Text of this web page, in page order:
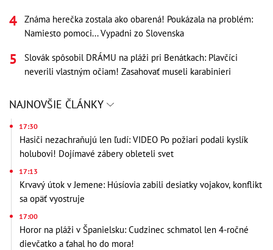
Známa herečka zostala ako obarená! Poukázala na problém:
Namiesto pomoci... Vypadni zo Slovenska
Slovák spôsobil DRÁMU na pláži pri Benátkach: Plavčíci
neverili vlastným očiam! Zasahovať museli karabinieri
NAJNOVŠIE ČLÁNKY
17:30
Hasiči nezachraňujú len ľudí: VIDEO Po požiari podali kyslík
holubovi! Dojímavé zábery obleteli svet
17:13
Krvavý útok v Jemene: Húsíovia zabili desiatky vojakov, konflikt
sa opäť vyostruje
17:00
Horor na pláži v Španielsku: Cudzinec schmatol len 4-ročné
dievčatko a ťahal ho do mora!